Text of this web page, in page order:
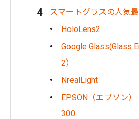
スマートグラスの人気
HoloLens2
Google Glass(Glass
2）
NrealLight
EPSON（エプソン）
300